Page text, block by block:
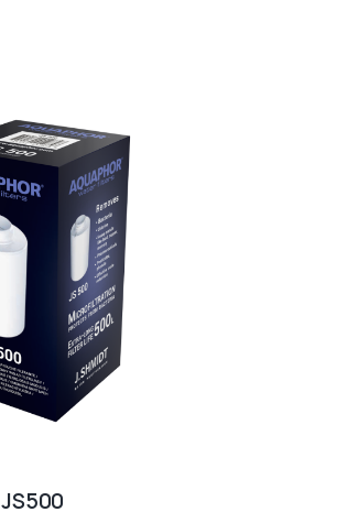
JS500